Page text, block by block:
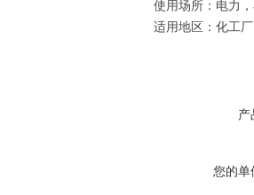
使用场所：电力
适用地区：化工
产
您的单